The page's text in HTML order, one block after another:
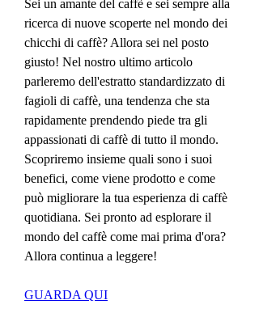
Sei un amante del caffè e sei sempre alla
ricerca di nuove scoperte nel mondo dei
chicchi di caffè? Allora sei nel posto
giusto! Nel nostro ultimo articolo
parleremo dell'estratto standardizzato di
fagioli di caffè, una tendenza che sta
rapidamente prendendo piede tra gli
appassionati di caffè di tutto il mondo.
Scopriremo insieme quali sono i suoi
benefici, come viene prodotto e come
può migliorare la tua esperienza di caffè
quotidiana. Sei pronto ad esplorare il
mondo del caffè come mai prima d'ora?
Allora continua a leggere!
GUARDA QUI